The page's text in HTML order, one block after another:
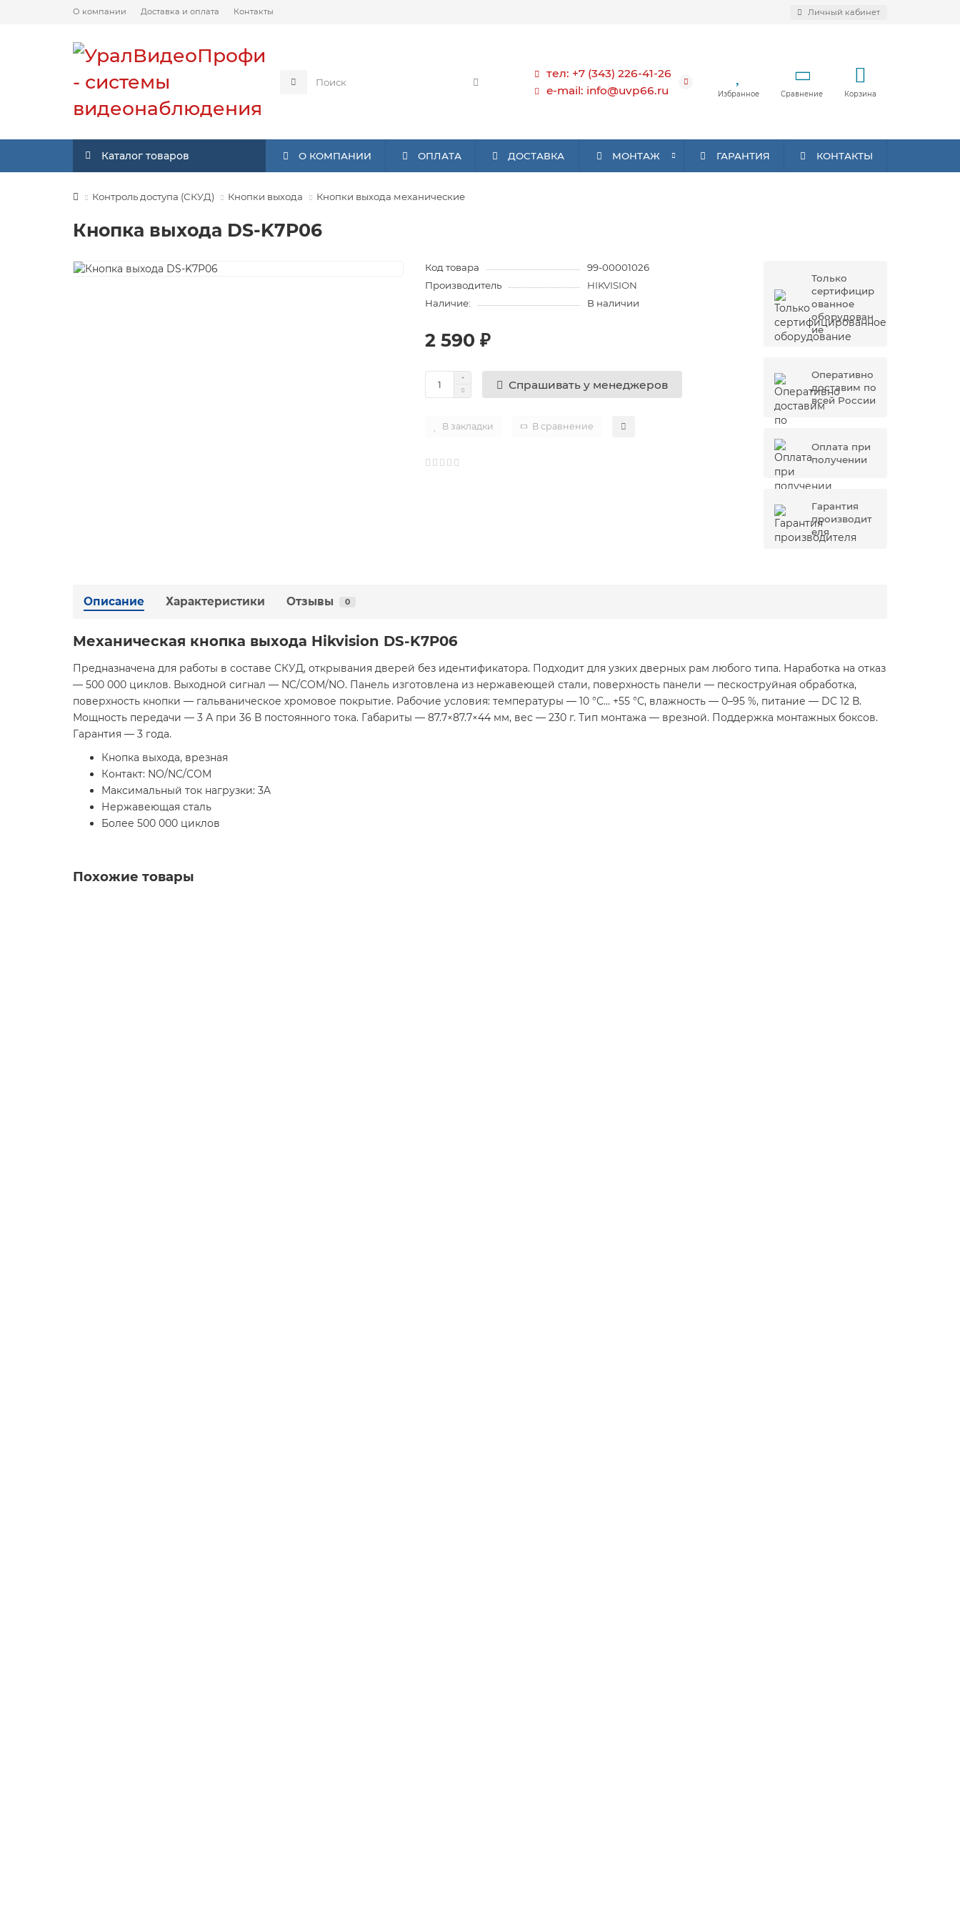
О компании Доставка и оплата Контакты Личный кабинет
тел: +7 (343) 226-41-26
e-mail: info@uvp66.ru
Избранное Сравнение Корзина
Каталог товаров О КОМПАНИИ ОПЛАТА ДОСТАВКА МОНТАЖ ГАРАНТИЯ КОНТАКТЫ
Контроль доступа (СКУД) Кнопки выхода Кнопки выхода механические
Кнопка выхода DS-K7P06
Код товара
99-00001026
Производитель
HIKVISION
Наличие:
В наличии
2 590 ₽
Спрашивать у менеджеров
В закладки В сравнение
Только
сертифицир
ованное
оборудован
ие
Оперативно
доставим по
всей России
Оплата при
получении
Гарантия
производит
еля
Описание Характеристики Отзывы 0
Механическая кнопка выхода Hikvision DS-K7P06
Предназначена для работы в составе СКУД, открывания дверей без идентификатора. Подходит для узких дверных рам любого типа. Наработка на отказ
— 500 000 циклов. Выходной сигнал — NC/COM/NO. Панель изготовлена из нержавеющей стали, поверхность панели — пескоструйная обработка,
поверхность кнопки — гальваническое хромовое покрытие. Рабочие условия: температуры — 10 °C… +55 °C, влажность — 0–95 %, питание — DC 12 В.
Мощность передачи — 3 А при 36 В постоянного тока. Габариты — 87.7×87.7×44 мм, вес — 230 г. Тип монтажа — врезной. Поддержка монтажных боксов.
Гарантия — 3 года.
Кнопка выхода, врезная
Контакт: NO/NC/COM
Максимальный ток нагрузки: 3A
Нержавеющая сталь
Более 500 000 циклов
Похожие товары